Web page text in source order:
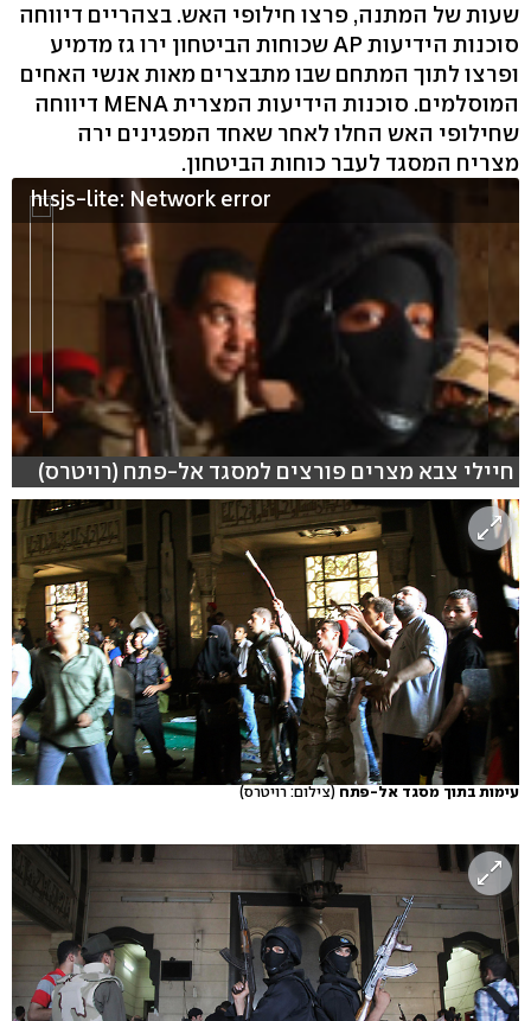
שעות של המתנה, פרצו חילופי האש. בצהריים דיווחה
סוכנות הידיעות AP שכוחות הביטחון ירו גז מדמיע
ופרצו לתוך המתחם שבו מתבצרים מאות אנשי האחים
המוסלמים. סוכנות הידיעות המצרית MENA דיווחה
שחילופי האש החלו לאחר שאחד המפגינים ירה
מצריח המסגד לעבר כוחות הביטחון.
hlsjs-lite: Network error
חיילי צבא מצרים פורצים למסגד אל-פתח (רויטרס)
עימות בתוך מסגד אל-פתח(צילום: רויטרס)